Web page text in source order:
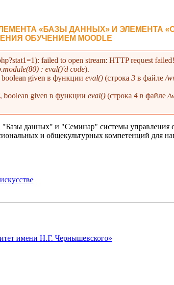
«БАЗЫ ДАННЫХ» И ЭЛЕМЕНТА
ОБУЧЕНИЕМ MOODLE
failed to open stream: HTTP request
: eval()'d code).
boolean given в функции eval() (строка 3 в файле/
boolean given в функции eval() (строка 4 в файле/
"Базы данных" и "Семинар" системы
и общекультурных компетенций для
имени Н.Г. Чернышевского»